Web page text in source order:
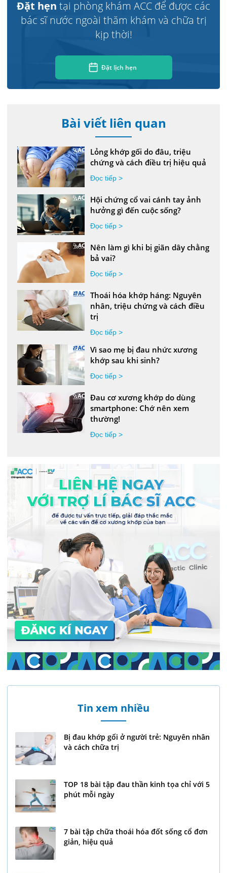
Đặt hẹn tại phòng khám ACC để được các
bác sĩ nước ngoài thăm khám và chữa trị
kịp thời!
Đặt lịch hẹn
Bài viết liên quan
Lỏng khớp gối do đâu, triệu
chứng và cách điều trị hiệu quả
Đọc tiếp >
Hội chứng cổ vai cánh tay ảnh
hưởng gì đến cuộc sống?
Đọc tiếp >
Nên làm gì khi bị giãn dây chằng
bả vai?
Đọc tiếp >
Thoái hóa khớp háng: Nguyên
nhân, triệu chứng và cách điều
trị
Đọc tiếp >
Vì sao mẹ bị đau nhức xương
khớp sau khi sinh?
Đọc tiếp >
Đau cơ xương khớp do dùng
smartphone: Chớ nên xem
thường!
Đọc tiếp >
Tin xem nhiều
Bị đau khớp gối ở người trẻ: Nguyên nhân
và cách chữa trị
TOP 18 bài tập đau thần kinh tọa chỉ với 5
phút mỗi ngày
7 bài tập chữa thoái hóa đốt sống cổ đơn
giản, hiệu quả